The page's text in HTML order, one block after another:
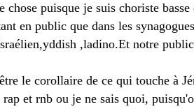
chose puisque je suis choriste
en public que dans les
,ladino.Et notre
le corollaire de ce qui touche à
rap et rnb ou je ne sais quoi,